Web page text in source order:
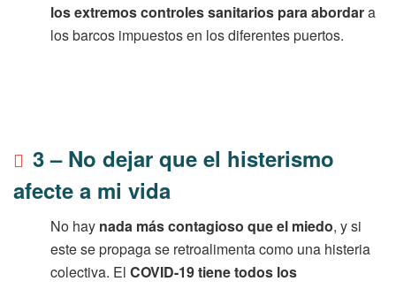
los extremos controles sanitarios para abordara
los barcos impuestos en los diferentes puertos.
3 – No dejar que el histerismo
afecte a mi vida
No hay nada más contagioso que el miedo, y si
este se propaga se retroalimenta como una histeria
colectiva. El COVID-19 tiene todos los